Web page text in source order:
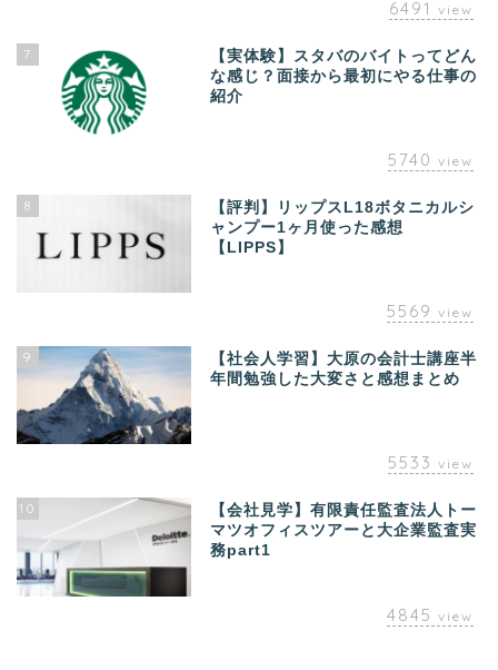
6491 view
7
【実体験】スタバのバイトってどん
な感じ？面接から最初にやる仕事の
紹介
5740 view
8
【評判】リップスL18ボタニカルシ
ャンプー1ヶ月使った感想
【LIPPS】
5569 view
9
【社会人学習】大原の会計士講座半
年間勉強した大変さと感想まとめ
5533 view
10
【会社見学】有限責任監査法人トー
マツオフィスツアーと大企業監査実
務part1
4845 view